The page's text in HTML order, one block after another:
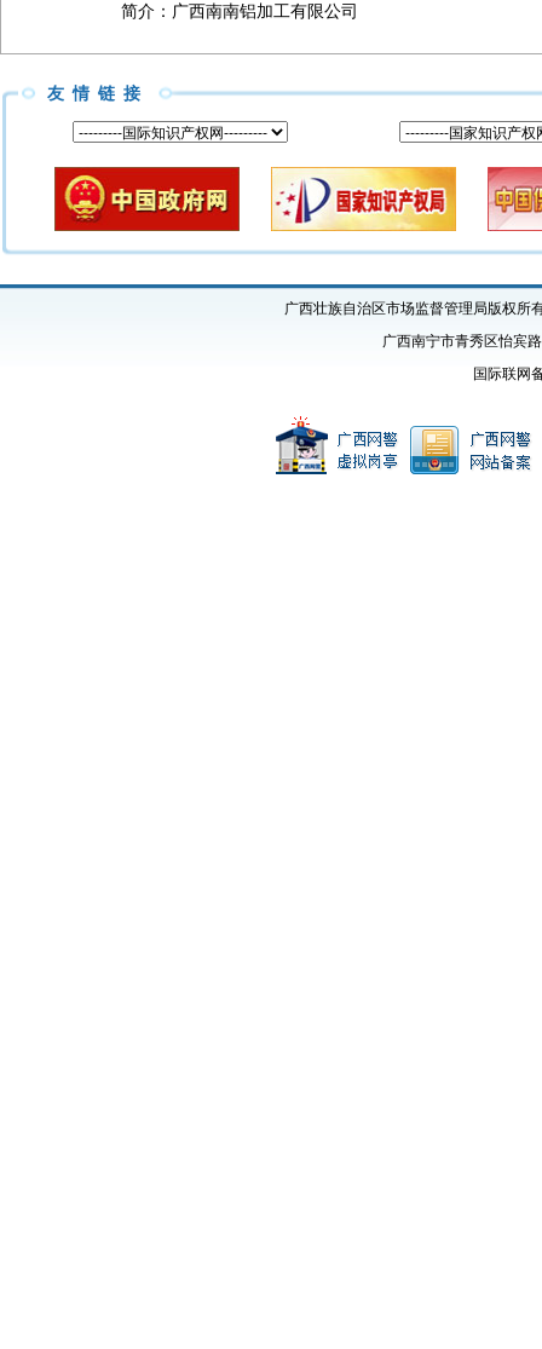
简介： 广西南南铝加工有限公司
友情链接
广西壮族自治区市场监督管理局版权
广西南宁市青秀区怡宾
国际联网